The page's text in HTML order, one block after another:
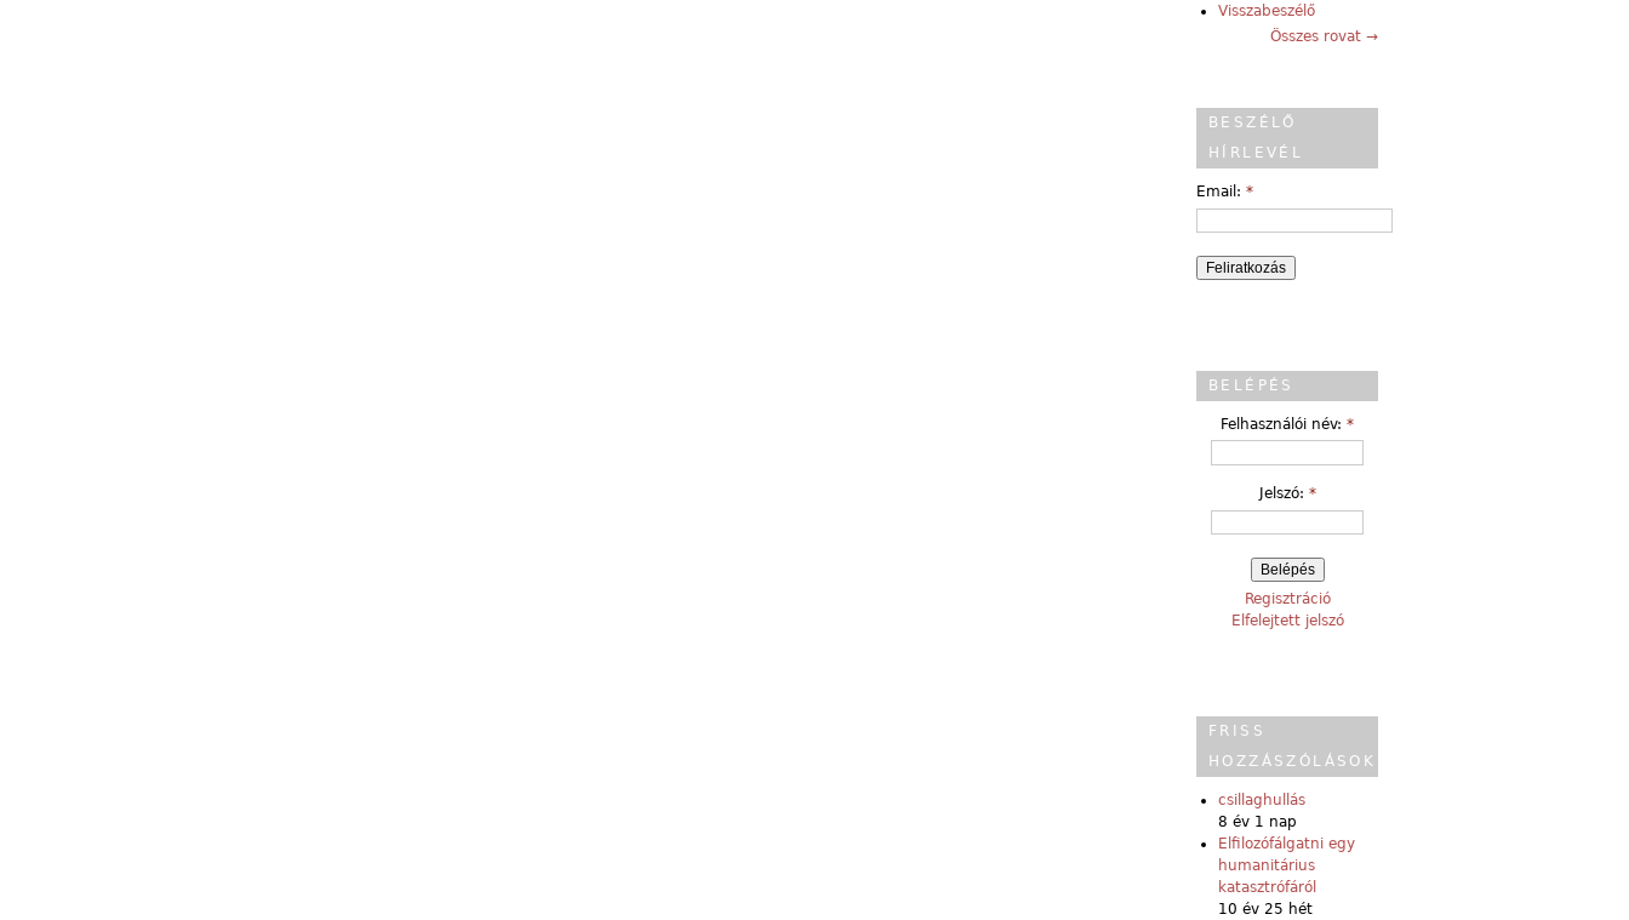
Visszabeszélő
Összes rovat →
BESZÉLŐ
HÍRLEVÉL
Email: *
BELÉPÉS
Felhasználói név: *
Jelszó: *
Regisztráció
Elfelejtett jelszó
FRISS
HOZZÁSZÓLÁSOK
csillaghullás
8 év 1 nap
Elfilozófálgatni egy
humanitárius
katasztrófáról
10 év 25 hét